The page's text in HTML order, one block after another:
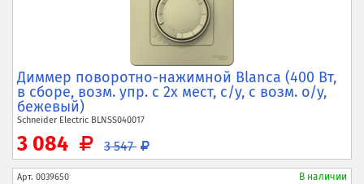
Диммер поворотно-нажимной Blanca (400 Вт,
в сборе, возм. упр. с 2х мест, с/у, с возм. о/у,
бежевый)
Schneider Electric BLNSS040017
3 084 3 547
Арт. 0039650 В наличии